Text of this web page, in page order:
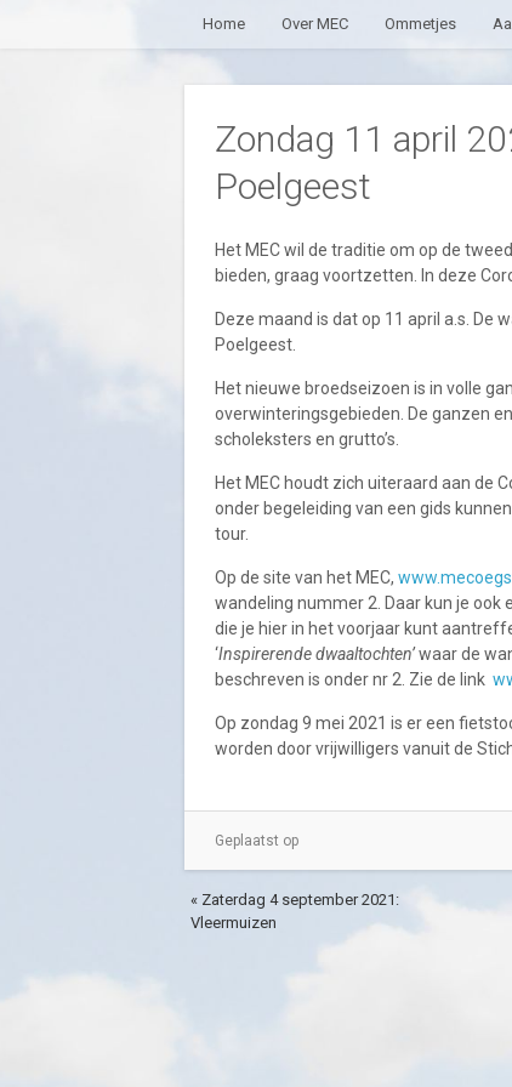
Home Over MEC Ommetjes
Zondag 11 april
Poelgeest
Het MEC wil de traditie om op de
bieden, graag voortzetten. In deze
Deze maand is dat op 11 april a.s. De
Poelgeest.
Het nieuwe broedseizoen is in volle
overwinteringsgebieden. De ganzen
scholeksters en grutto’s.
Het MEC houdt zich uiteraard aan de
onder begeleiding van een gids
tour.
Op de site van het MEC,
wandeling nummer 2. Daar kun je
die je hier in het voorjaar kunt
‘Inspirerende dwaaltochten’waar de
beschreven is onder nr 2. Zie de link
Op zondag 9 mei 2021 is er een
worden door vrijwilligers vanuit de
Geplaatst op
« Zaterdag 4 september 2021:
Vleermuizen